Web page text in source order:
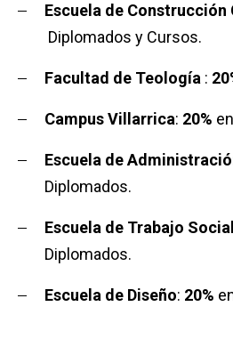
Escuela de Construcción
Diplomados y Cursos.
Facultad de Teología :
Campus Villarrica: 20%
Escuela de
Diplomados.
Escuela de Trabajo Social
Diplomados.
Escuela de Diseño: 20%